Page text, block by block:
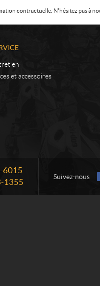
contractuelle. N'hésitez pas à
et accessoires
6015
1355
Suivez-nous